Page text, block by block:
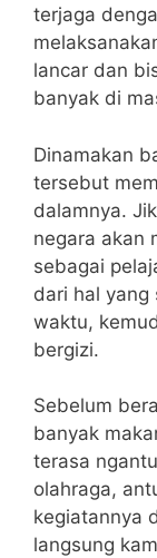
terjaga
lancar dan
banyak di
Dinamakan
tersebut
dalamnya.
negara akan
sebagai
dari hal
waktu,
bergizi.
Sebelum
banyak
terasa
olahraga,
kegiatannya
langsung